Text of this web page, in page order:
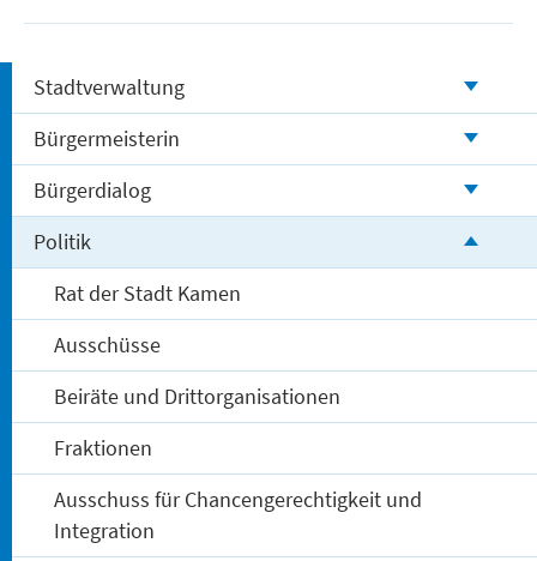
Stadtverwaltung
Bürgermeisterin
Bürgerdialog
Politik
Rat der Stadt Kamen
Ausschüsse
Beiräte und Drittorganisationen
Fraktionen
Ausschuss für Chancengerechtigkeit und
Integration